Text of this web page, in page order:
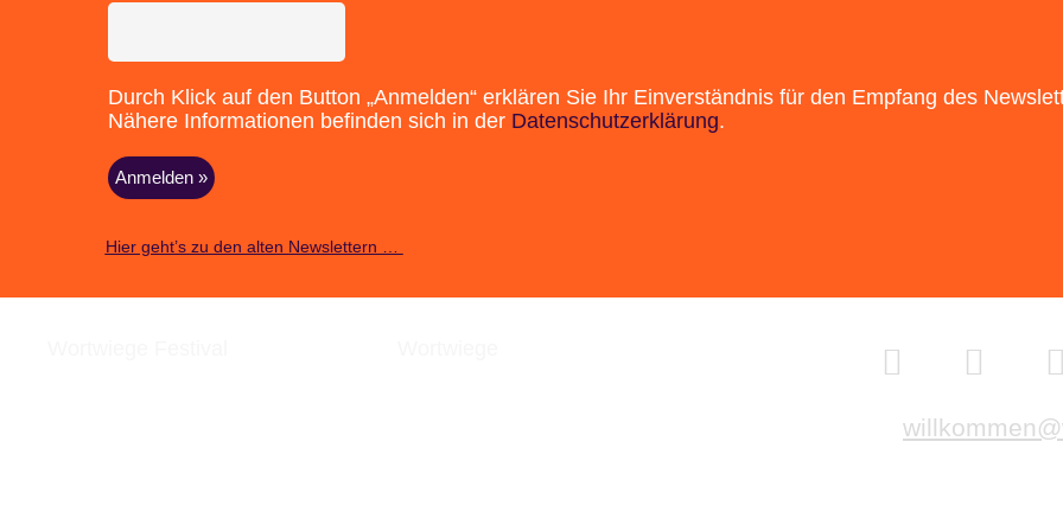
Durch Klick auf den Button „Anmelden“ erklären Sie Ihr Einverständnis für den Empfang des
Nähere Informationen befinden sich in der Datenschutzerklärung.
Hier geht’s zu den alten Newslettern …